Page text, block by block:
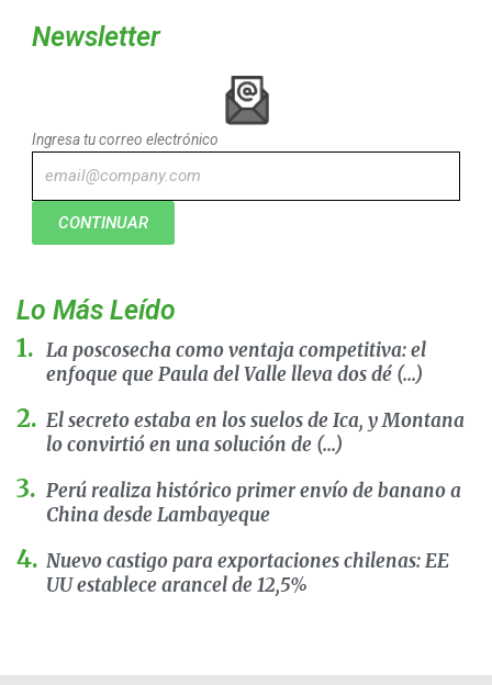
Newsletter
Ingresa tu correo electrónico
CONTINUAR
Lo Más Leído
La poscosecha como ventaja competitiva: el
enfoque que Paula del Valle lleva dos dé (...)
El secreto estaba en los suelos de Ica, y Montana
lo convirtió en una solución de (...)
Perú realiza histórico primer envío de banano a
China desde Lambayeque
Nuevo castigo para exportaciones chilenas: EE
UU establece arancel de 12,5%